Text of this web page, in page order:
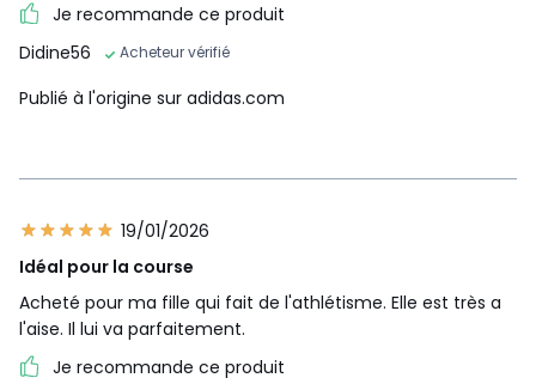
Je recommande ce produit
Didine56
Acheteur vérifié
Publié à l'origine sur adidas.com
19/01/2026
Idéal pour la course
Acheté pour ma fille qui fait de l'athlétisme. Elle est très a
l'aise. Il lui va parfaitement.
Je recommande ce produit